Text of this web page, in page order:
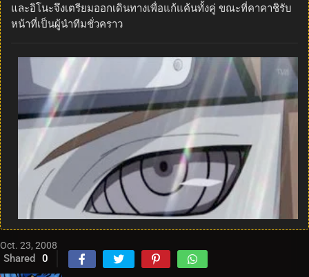
และอิโนะจึงเตรียมออกเดินทางเพื่อแก้แค้นทั้งคู่ ขณะที่คาคาชิรับ
หน้าที่เป็นผู้นำทีมชั่วคราว
Oct. 23, 2008
Shared 0